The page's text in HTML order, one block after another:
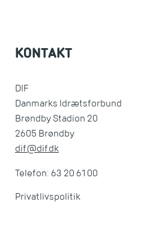
KONTAKT
DIF
Danmarks Idrætsforbund
Brøndby Stadion 20
2605 Brøndby
dif@dif.dk
Telefon: 63 20 61 00
Privatlivspolitik